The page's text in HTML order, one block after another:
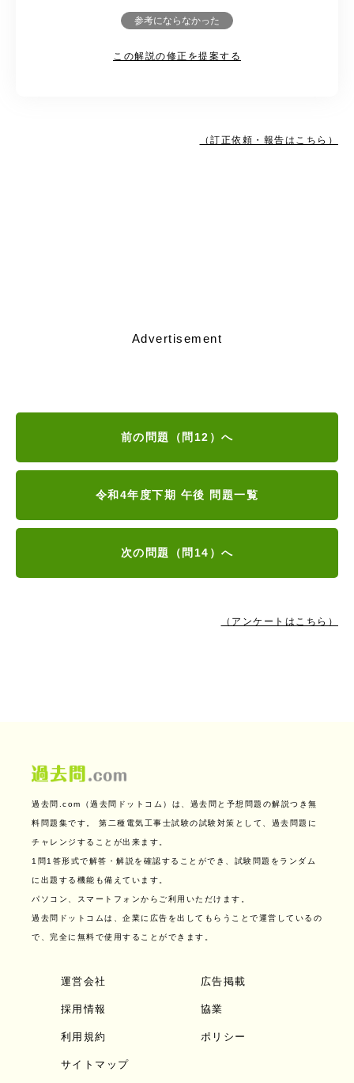
参考にならなかった
この解説の修正を提案する
（訂正依頼・報告はこちら）
Advertisement
前の問題（問12）へ
令和4年度下期 午後 問題一覧
次の問題（問14）へ
（アンケートはこちら）
過去問.com（過去問ドットコム）は、過去問と予想問題の解説つき無
料問題集です。 第二種電気工事士試験の試験対策として、過去問題に
チャレンジすることが出来ます。
1問1答形式で解答・解説を確認することができ、試験問題をランダム
に出題する機能も備えています。
パソコン、スマートフォンからご利用いただけます。
過去問ドットコムは、企業に広告を出してもらうことで運営しているの
で、完全に無料で使用することができます。
運営会社 広告掲載
採用情報 協業
利用規約 ポリシー
サイトマップ